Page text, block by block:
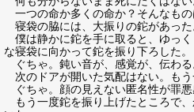
一つの命か多くの命か？そんなもの
寝袋の脇には、大振りの鉈があった
僕は静かに鉈を手に取ると、ゆっ
な寝袋に向かって鉈を振り下ろした。
ぐちゃ。鈍い音が、感覚が、伝わる
次のドアが開いた気配はない。もう
ぐちゃ。顔の見えない匿名性が罪悪
もう一度鉈を振り上げたところで